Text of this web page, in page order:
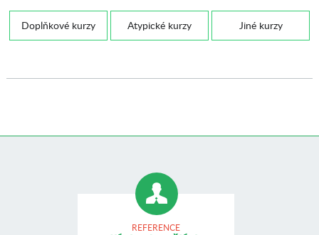
Doplňkové kurzy Atypické kurzy Jiné kurzy
REFERENCE